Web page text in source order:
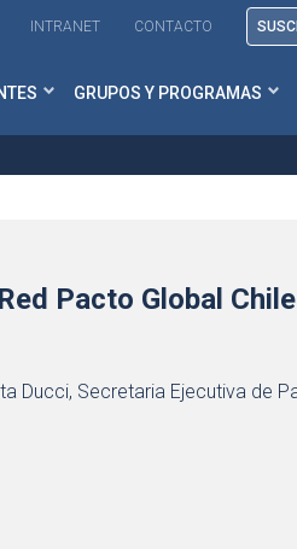
INTRANET CONTACTO
GRUPOS Y PROGRAMAS
Pacto Global Chile
Ducci, Secretaria Ejecutiva de